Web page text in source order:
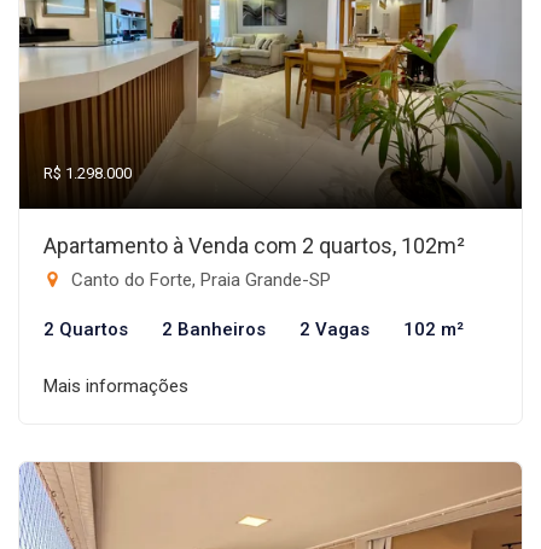
R$ 1.298.000
Apartamento à Venda com 2 quartos, 102m²
Canto do Forte, Praia Grande-SP
2 Quartos 2 Banheiros 2 Vagas 102 m²
Mais informações